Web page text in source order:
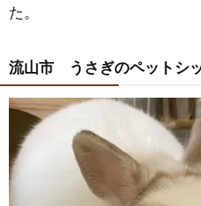
た。
流山市 うさぎのペットシ